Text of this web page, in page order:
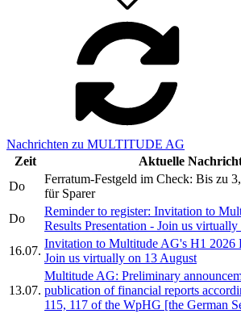
Nachrichten zu MULTITUDE AG
Zeit
Aktuelle
Do
Ferratum-Festgeld im Check: Bis zu
für Sparer
Do
Reminder to register: Invitation to
Results Presentation - Join us
16.07.
Invitation to Multitude AG's H1 2026
Join us virtually on 13 August
13.07.
Multitude AG: Preliminary
publication of financial reports
115, 117 of the WpHG [the German